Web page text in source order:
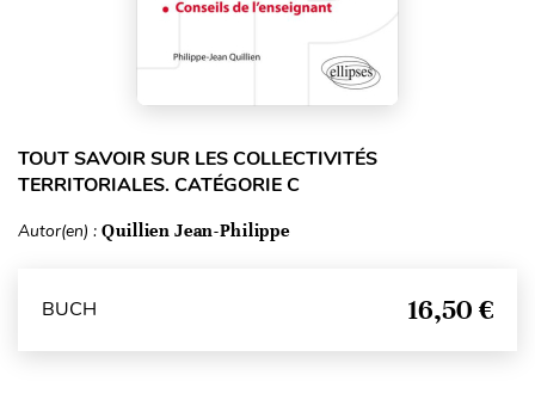
TOUT SAVOIR SUR LES COLLECTIVITÉS
TERRITORIALES. CATÉGORIE C
Autor(en) : Quillien Jean-Philippe
BUCH 16,50 €